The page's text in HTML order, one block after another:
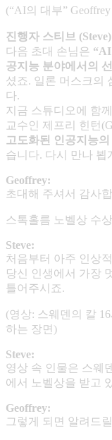
(“AI의 대부”
진행자 스티브
다음 초대 손님은 “AI
공지능 분야에서의
셨죠. 일론 머스크의
다.
지금 스튜디오에 함
교수인 제프리 힌턴
고도화된 인공지능
습니다. 다시 만나 뵙
Geoffrey:
초대해 주셔서 감사
스톡홀름 노벨상 수
Steve:
처음부터 아주 인상
당신 인생에서 가장
틀어주시죠.
(영상: 스웨덴의 칼
하는 장면)
Steve:
영상 속 인물은 스웨
에서 노벨상을 받고
Geoffrey:
그렇게 되면 알려드